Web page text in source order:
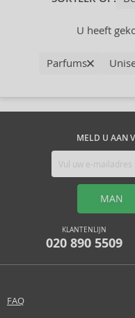
U heeft
Parfums
MELD U AAN
MAN
KLANTENLIJN
020 890 5509
FAQ